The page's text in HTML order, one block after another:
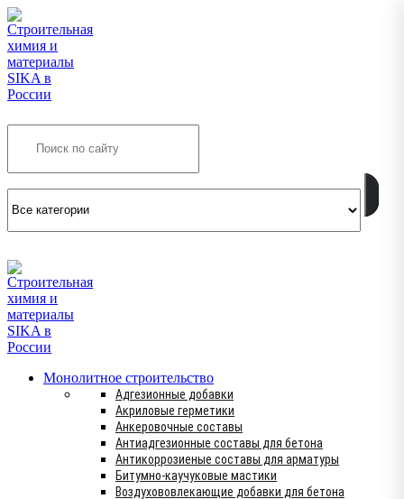
Монолитное строительство
Адгезионные добавки
Акриловые герметики
Анкеровочные составы
Антиадгезионные составы для бетона
Антикоррозиеные составы для арматуры
Битумно-каучуковые мастики
Воздухововлекающие добавки для бетона